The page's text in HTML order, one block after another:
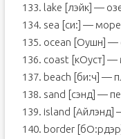
133. lake [лэйк] —
134. sea [си:] — море
135. ocean [Оушн] —
136. coast [кОуст] —
137. beach [би:ч] —
138. sand [сэнд] —
139. island [Айлэнд]
140. border